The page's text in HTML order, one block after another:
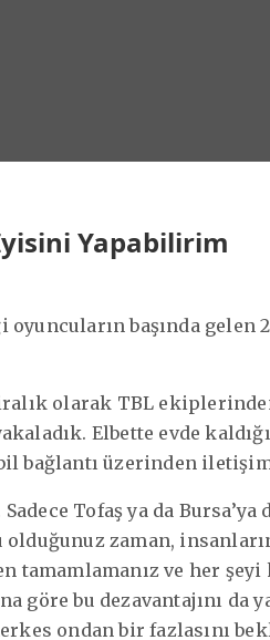
Yapabilirim
başında gelen
olarak TBL
Elbette evde
bağlantı üzerinden
Tofaş ya da
olduğunuz zaman,
tamamlamanız ve her
göre bu dezavantajını da
ondan bir fazlasını